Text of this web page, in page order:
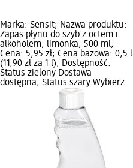
Marka: Sensit; Nazwa produktu:
Zapas płynu do szyb z octem i
alkoholem, limonka, 500 ml;
Cena: 5,95 zł; Cena bazowa: 0,5 l
(11,90 zł za 1 l); Dostępność:
Status zielony Dostawa
dostępna, Status szary Wybierz